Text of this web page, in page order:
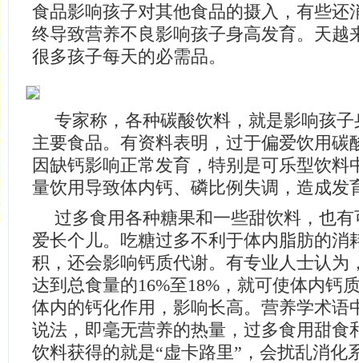
食品影响孩子对其他食品的摄入，有些还
终导致营养不良影响孩子身高发育。天越
很多孩子每天的必需品。
专家称，各种碳酸饮料，就是影响孩
主要食品。有资料表明，过于偏爱饮用碳
因缺钙影响正常发育，特别是可乐型饮料
量饮用导致体内钙、磷比例失调，造成发
过多食用各种糖果和一些甜饮料，也
爱长个儿。吃糖过多不利于体内脂肪的消
积，还会影响钙质代谢。有专业人士认为
达到总食量的16%至18%，就可使体内钙
体内的钙化作用，影响长高。营养学术语
说法，即毫无营养的热量，过多食用甜食
饮料获得的就是“虚卡路里”，会扰乱消化